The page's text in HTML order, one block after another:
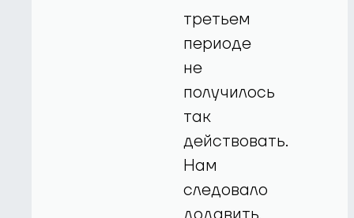
третьем
периоде
не
получилось
так
действовать.
Нам
следовало